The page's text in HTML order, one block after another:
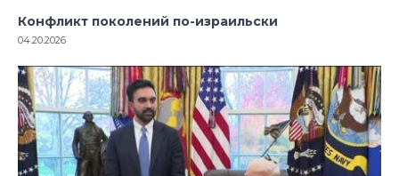
Конфликт поколений по-израильски
04.20.2026